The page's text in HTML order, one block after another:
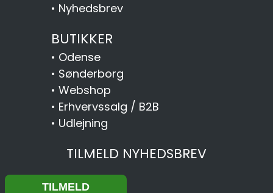
• Nyhedsbrev
BUTIKKER
• Odense
• Sønderborg
• Webshop
• Erhvervssalg / B2B
• Udlejning
TILMELD NYHEDSBREV